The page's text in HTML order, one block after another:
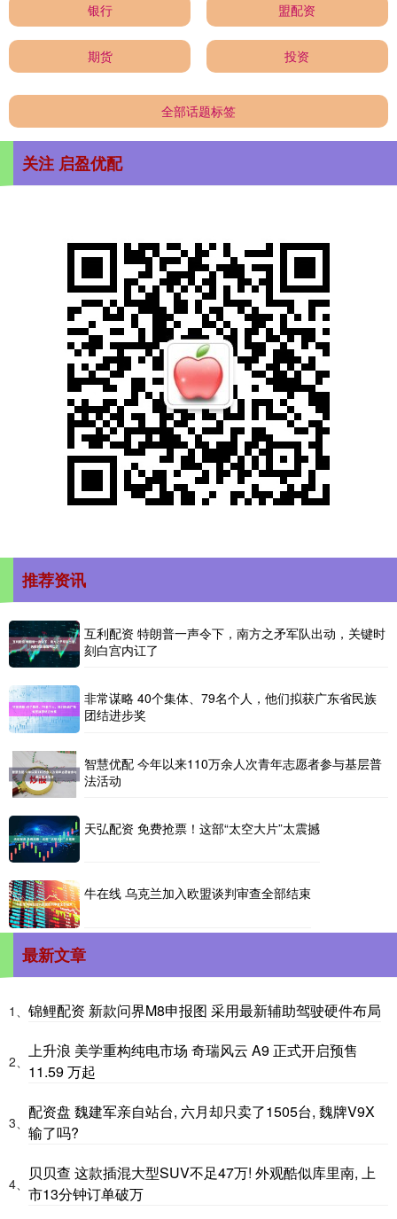
银行 盟配资
期货 投资
全部话题标签
关注 启盈优配
推荐资讯
互利配资 特朗普一声令下，南方之矛军队出动，关键时
刻白宫内讧了
非常谋略 40个集体、79名个人，他们拟获广东省民族
团结进步奖
智慧优配 今年以来110万余人次青年志愿者参与基层普
法活动
天弘配资 免费抢票！这部“太空大片”太震撼
牛在线 乌克兰加入欧盟谈判审查全部结束
最新文章
1、 锦鲤配资 新款问界M8申报图 采用最新辅助驾驶硬件布局
2、
上升浪 美学重构纯电市场 奇瑞风云 A9 正式开启预售
11.59 万起
3、
配资盘 魏建军亲自站台, 六月却只卖了1505台, 魏牌V9X
输了吗?
4、
贝贝查 这款插混大型SUV不足47万! 外观酷似库里南, 上
市13分钟订单破万